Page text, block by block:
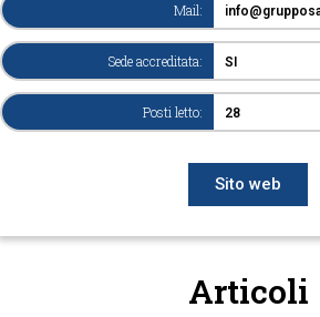
Mail:
Sede accreditata: SI
Posti letto: 28
Sito web
Articoli